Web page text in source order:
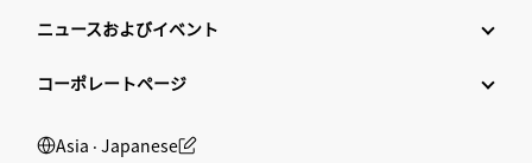
ニュースおよびイベント
コーポレートページ
Asia ‧ Japanese